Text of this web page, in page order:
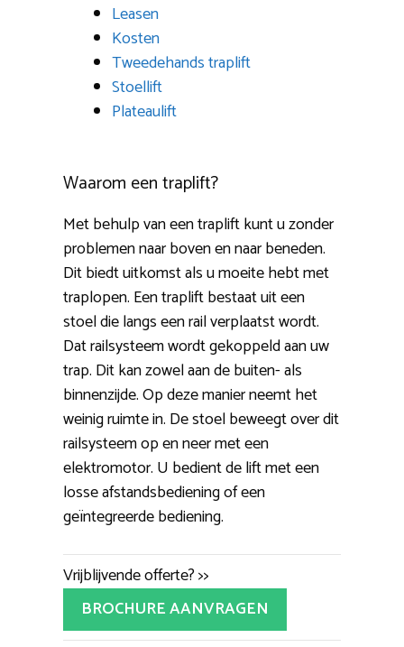
Leasen
Kosten
Tweedehands traplift
Stoellift
Plateaulift
Waarom een traplift?
Met behulp van een traplift kunt u zonder
problemen naar boven en naar beneden.
Dit biedt uitkomst als u moeite hebt met
traplopen. Een traplift bestaat uit een
stoel die langs een rail verplaatst wordt.
Dat railsysteem wordt gekoppeld aan uw
trap. Dit kan zowel aan de buiten- als
binnenzijde. Op deze manier neemt het
weinig ruimte in. De stoel beweegt over dit
railsysteem op en neer met een
elektromotor. U bedient de lift met een
losse afstandsbediening of een
geïntegreerde bediening.
Vrijblijvende offerte? >>
BROCHURE AANVRAGEN